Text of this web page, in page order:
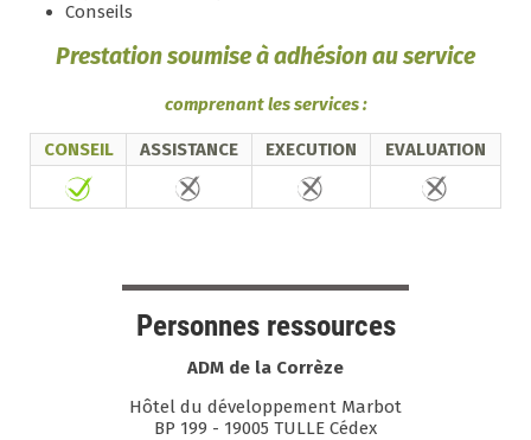
Conseils
Prestation soumise à adhésion au service
comprenant les services :
CONSEIL ASSISTANCE EXECUTION EVALUATION
Personnes ressources
ADM de la Corrèze
Hôtel du développement Marbot
BP 199 - 19005 TULLE Cédex